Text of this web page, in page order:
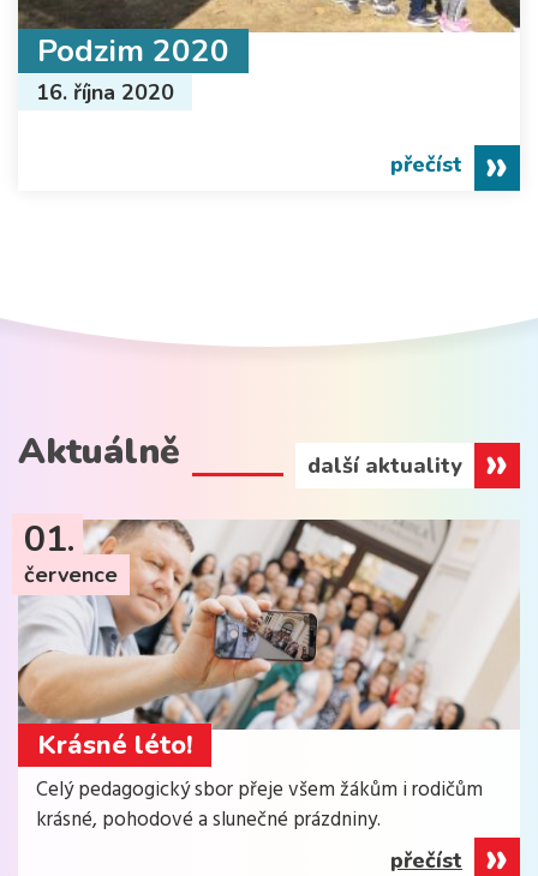
Podzim 2020
16. října 2020
přečíst
Aktuálně další aktuality
Krásné léto!
01.
července
Celý pedagogický sbor přeje všem žákům i rodičům
krásné, pohodové a slunečné prázdniny.
přečíst